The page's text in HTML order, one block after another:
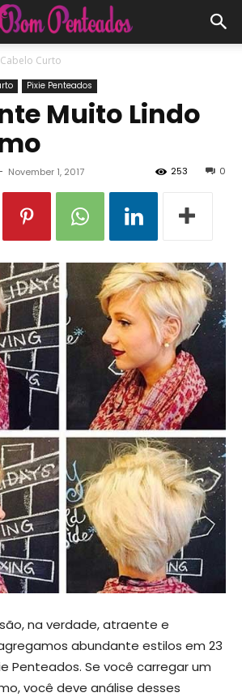
Cabelo Curto
Pixie Penteados
Muito Lindo
November 1, 2017 0
253
na verdade, atraente e
abundante estilos em 23
Penteados. Se você carregar um
você deve análise desses